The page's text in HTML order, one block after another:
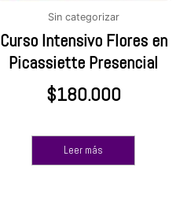
Sin categorizar
Curso Intensivo Flores en
Picassiette Presencial
$180.000
Leer más